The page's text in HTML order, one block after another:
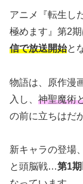
アニメ『転生し
極めます』第2期
信で放送開始と
物語は、原作漫
入し、 神聖魔術
の前に立ちはだ
新キャラの登場
と頭脳戦…第1